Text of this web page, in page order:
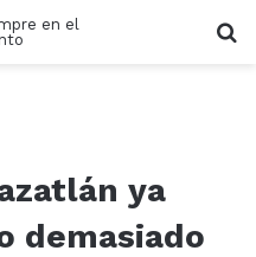
ya
demasiado